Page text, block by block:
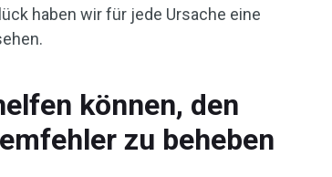
haben wir für jede Ursache eine
können, den
zu beheben